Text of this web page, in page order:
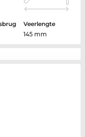
Veerlengte
145 mm